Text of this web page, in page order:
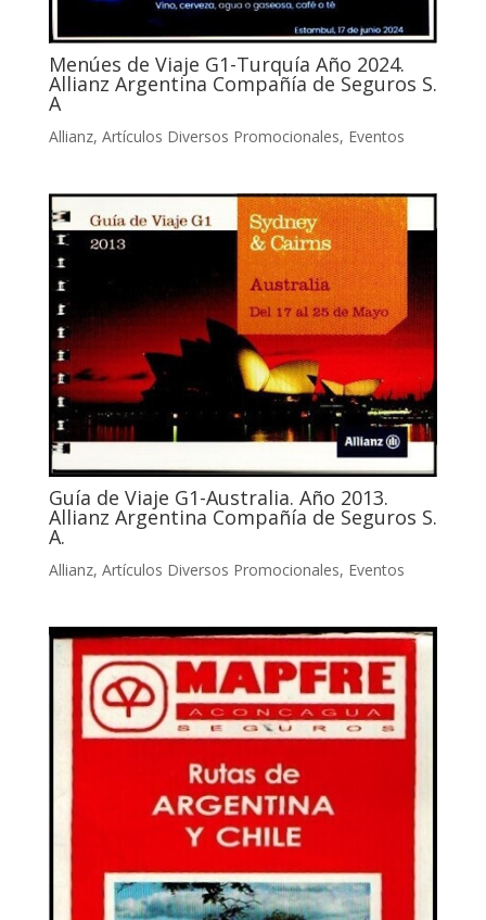
Menúes de Viaje G1-Turquía Año 2024.
Allianz Argentina Compañía de Seguros S.
A
Allianz, Artículos Diversos Promocionales, Eventos
Guía de Viaje G1-Australia. Año 2013.
Allianz Argentina Compañía de Seguros S.
A.
Allianz, Artículos Diversos Promocionales, Eventos